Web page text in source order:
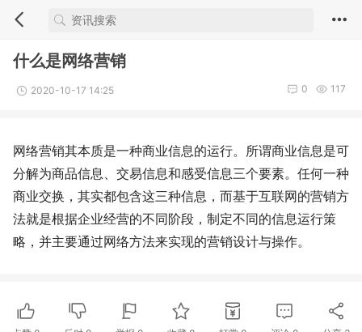
什么是网络营销
2020-10-17 14:25 117
0
网络营销其本质是一种商业信息的运行。所谓商业信息是可
分解为商品信息、交易信息和感受信息三个要素。任何一种
商业交换，其实都包含这三种信息，而基于互联网的营销方
法就是根据企业经营的不同阶段，制定不同的信息运行策
略，并主要通过网络方法来实现的营销设计与操作。